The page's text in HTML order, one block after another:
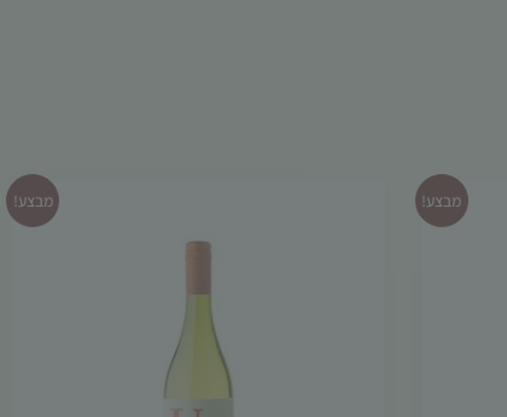
מבצע! מבצע!